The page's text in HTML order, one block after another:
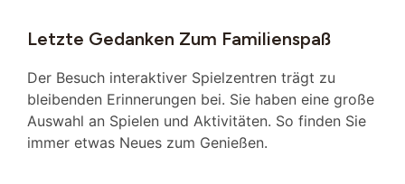
Letzte Gedanken Zum Familienspaß
Der Besuch interaktiver Spielzentren trägt zu
bleibenden Erinnerungen bei. Sie haben eine große
Auswahl an Spielen und Aktivitäten. So finden Sie
immer etwas Neues zum Genießen.